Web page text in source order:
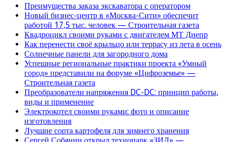
Преимущества заказа экскаватора с оператором
Новый бизнес-центр в «Москва-Сити» обеспечит
работой 17,5 тыс. человек — Строительная газета
Квадроцикл своими руками с двигателем МТ Днепр
Как перенести своё крыльцо или террасу из лета в осень
Солнечные панели для загородного дома
Успешные региональные практики проекта «Умный
город» представили на форуме «Цифроземье» —
Строительная газета
Преобразователи напряжения DC-DC: принцип работы,
виды и применение
Электрокотел своими руками: фото и описание
изготовления
Лучшие сорта картофеля для зимнего хранения